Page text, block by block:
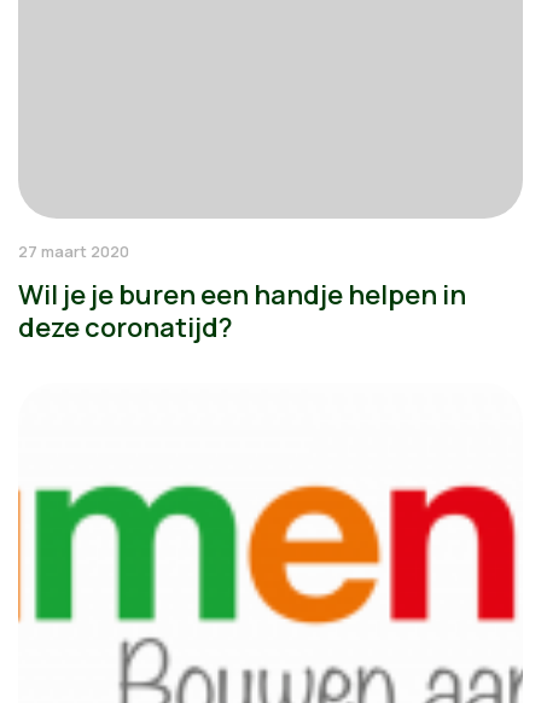
27 maart 2020
Wil je je buren een handje helpen in
deze coronatijd?